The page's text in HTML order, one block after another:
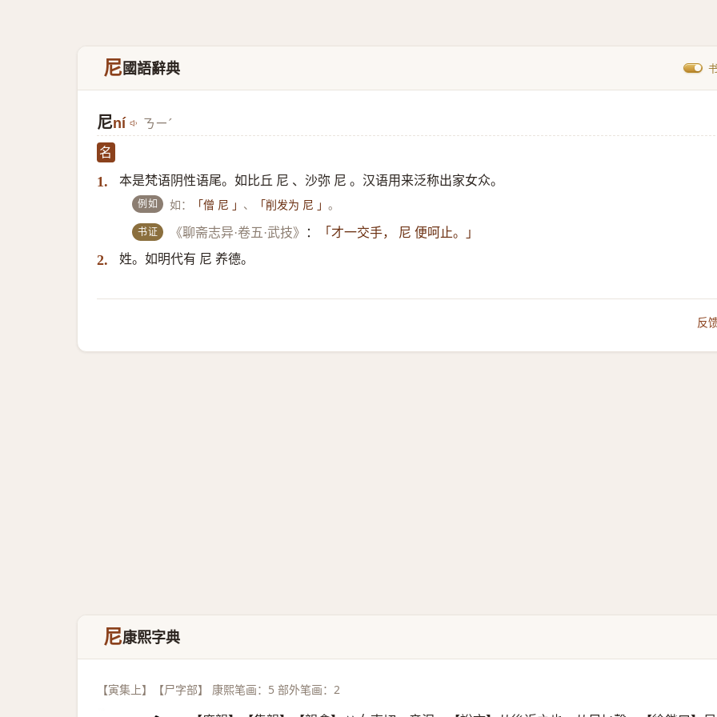
尼國語辭典
尼ní ㄋㄧˊ
名
1. 本是梵语阴性语尾。如比丘 尼 、沙弥 尼 。汉语用来泛称出家女众。
例如 如： 「僧 尼 」 、 「削发为 尼 」。
书证 《聊斋志异·卷五·武技》 ： 「才一交手， 尼 便呵止。」
2. 姓。如明代有 尼 养德。
反
尼康熙字典
【寅集上】【尸字部】 康熙笔画：5 部外笔画：2